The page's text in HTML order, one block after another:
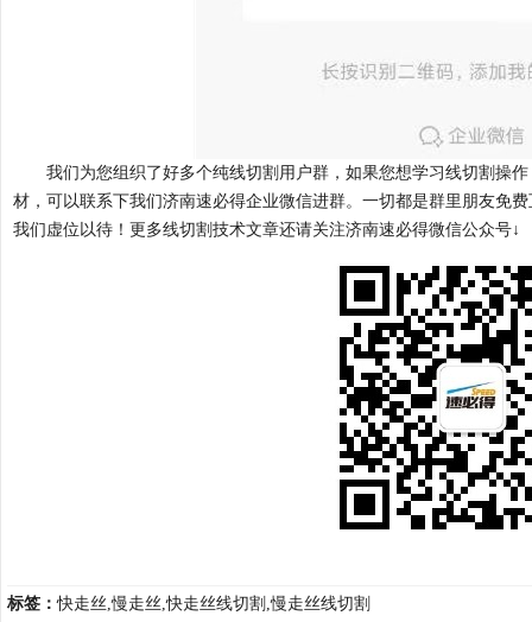
我们为您组织了好多个纯线切割用户群，如果您想学习线切割操
材，可以联系下我们济南速必得企业微信进群。一切都是群里朋友免
我们虚位以待！更多线切割技术文章还请关注济南速必得微信公众号↓
标签：快走丝,慢走丝,快走丝线切割,慢走丝线切割